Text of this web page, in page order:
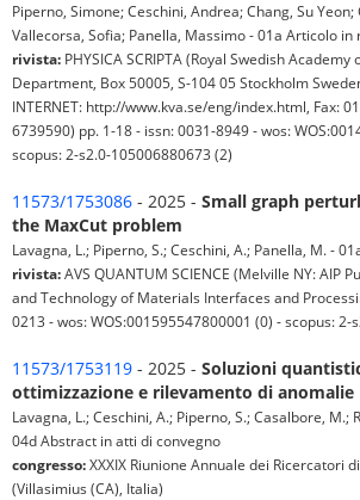
Piperno, Simone; Ceschini, Andrea; Chang, Su
Vallecorsa, Sofia; Panella, Massimo - 01a Articolo in
rivista: PHYSICA SCRIPTA (Royal Swedish
Department, Box 50005, S-104 05 Stockholm
INTERNET: http://www.kva.se/eng/index.html, Fax:
6739590) pp. 1-18 - issn: 0031-8949 - wos:
scopus: 2-s2.0-105006880673 (2)
11573/1753086 - 2025 - Small graph
the MaxCut problem
Lavagna, L.; Piperno, S.; Ceschini, A.; Panella, M. -
rivista:AVS QUANTUM SCIENCE (Melville NY: AIP
and Technology of Materials Interfaces and
0213 - wos: WOS:001595547800001 (0) - scopus: 2-
11573/1753119 - 2025 - Soluzioni
ottimizzazione e rilevamento di anomalie
Lavagna, L.; Ceschini, A.; Piperno, S.; Casalbore, M.;
04d Abstract in atti di convegno
congresso:XXXIX Riunione Annuale dei Ricercatori
(Villasimius (CA), Italia)